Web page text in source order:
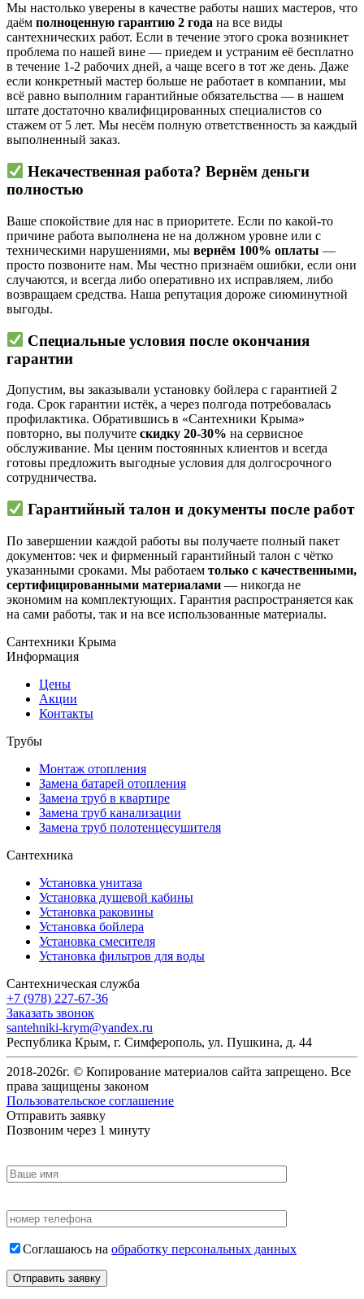
Мы настолько уверены в качестве работы наших мастеров, что
даём полноценную гарантию 2 года на все виды
сантехнических работ. Если в течение этого срока возникнет
проблема по нашей вине — приедем и устраним её бесплатно
в течение 1-2 рабочих дней, а чаще всего в тот же день. Даже
если конкретный мастер больше не работает в компании, мы
всё равно выполним гарантийные обязательства — в нашем
штате достаточно квалифицированных специалистов со
стажем от 5 лет. Мы несём полную ответственность за каждый
выполненный заказ.
Некачественная работа? Вернём деньги
полностью
Ваше спокойствие для нас в приоритете. Если по какой-то
причине работа выполнена не на должном уровне или с
техническими нарушениями, мы вернём 100% оплаты —
просто позвоните нам. Мы честно признаём ошибки, если они
случаются, и всегда либо оперативно их исправляем, либо
возвращаем средства. Наша репутация дороже сиюминутной
выгоды.
Специальные условия после окончания
гарантии
Допустим, вы заказывали установку бойлера с гарантией 2
года. Срок гарантии истёк, а через полгода потребовалась
профилактика. Обратившись в «Сантехники Крыма»
повторно, вы получите скидку 20-30% на сервисное
обслуживание. Мы ценим постоянных клиентов и всегда
готовы предложить выгодные условия для долгосрочного
сотрудничества.
Гарантийный талон и документы после работ
По завершении каждой работы вы получаете полный пакет
документов: чек и фирменный гарантийный талон с чётко
указанными сроками. Мы работаем только с качественными,
сертифицированными материалами — никогда не
экономим на комплектующих. Гарантия распространяется как
на сами работы, так и на все использованные материалы.
Сантехники Крыма
Информация
Цены
Акции
Контакты
Трубы
Монтаж отопления
Замена батарей отопления
Замена труб в квартире
Замена труб канализации
Замена труб полотенцесушителя
Сантехника
Установка унитаза
Установка душевой кабины
Установка раковины
Установка бойлера
Установка смесителя
Установка фильтров для воды
Сантехническая служба
+7 (978) 227-67-36
Заказать звонок
santehniki-krym@yandex.ru
Республика Крым, г. Симферополь, ул. Пушкина, д. 44
2018-2026г. © Копирование материалов сайта запрещено. Все
права защищены законом
Пользовательское соглашение
Отправить заявку
Позвоним через 1 минуту
Соглашаюсь на обработку персональных данных